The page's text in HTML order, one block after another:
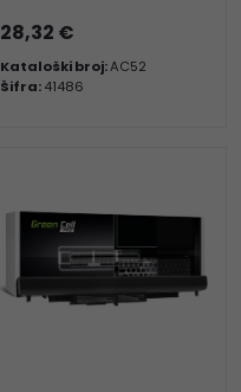
28,32 €
Kataloški broj:AC52
Šifra:41486